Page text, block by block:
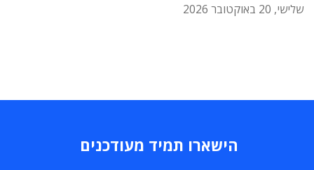
שלישי, 20 באוקטובר 2026
הישארו תמיד מעודכנים